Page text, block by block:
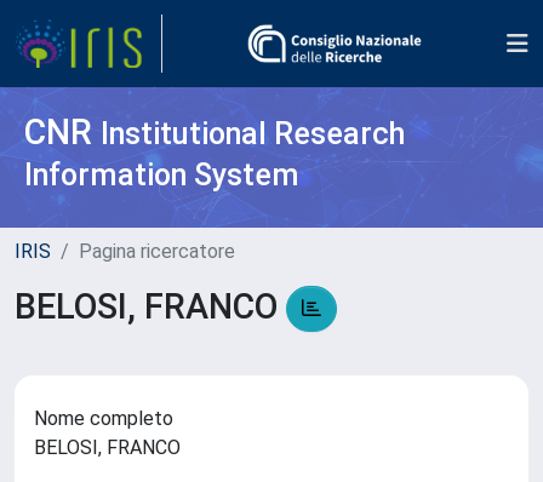
CNR Institutional Research
Information System
IRIS Pagina ricercatore
BELOSI, FRANCO
Nome completo
BELOSI, FRANCO